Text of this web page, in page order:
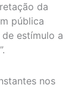
da
pública
estímulo a
nos